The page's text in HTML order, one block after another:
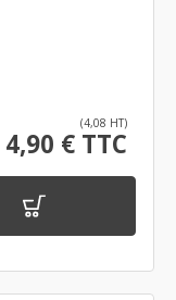
(4,08 HT)
4,90 € TTC